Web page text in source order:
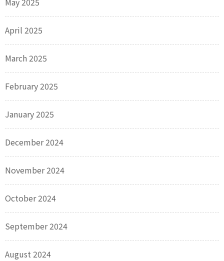
April 2025
March 2025
February 2025
January 2025
December 2024
November 2024
October 2024
September 2024
August 2024